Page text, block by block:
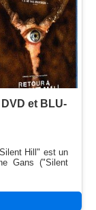
et BLU-
Hill" est un
Gans ("Silent